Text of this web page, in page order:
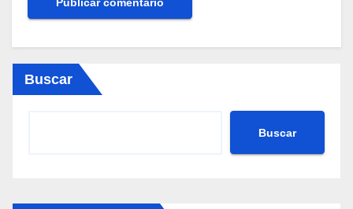
Buscar
Buscar